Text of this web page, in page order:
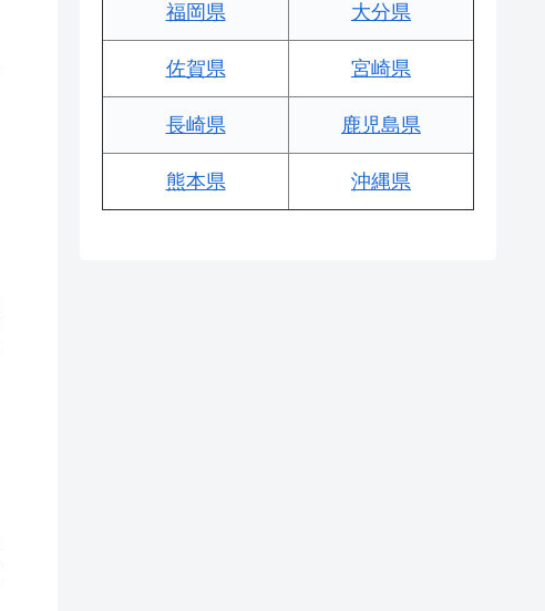
福岡県 大分県
佐賀県 宮崎県
長崎県 鹿児島県
熊本県 沖縄県